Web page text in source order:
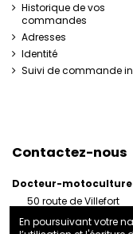
Historique de vos
commandes
Adresses
Identité
Suivi de commande
Contactez-nous
Docteur-
50 route de Villefort
France
En poursuivant votre